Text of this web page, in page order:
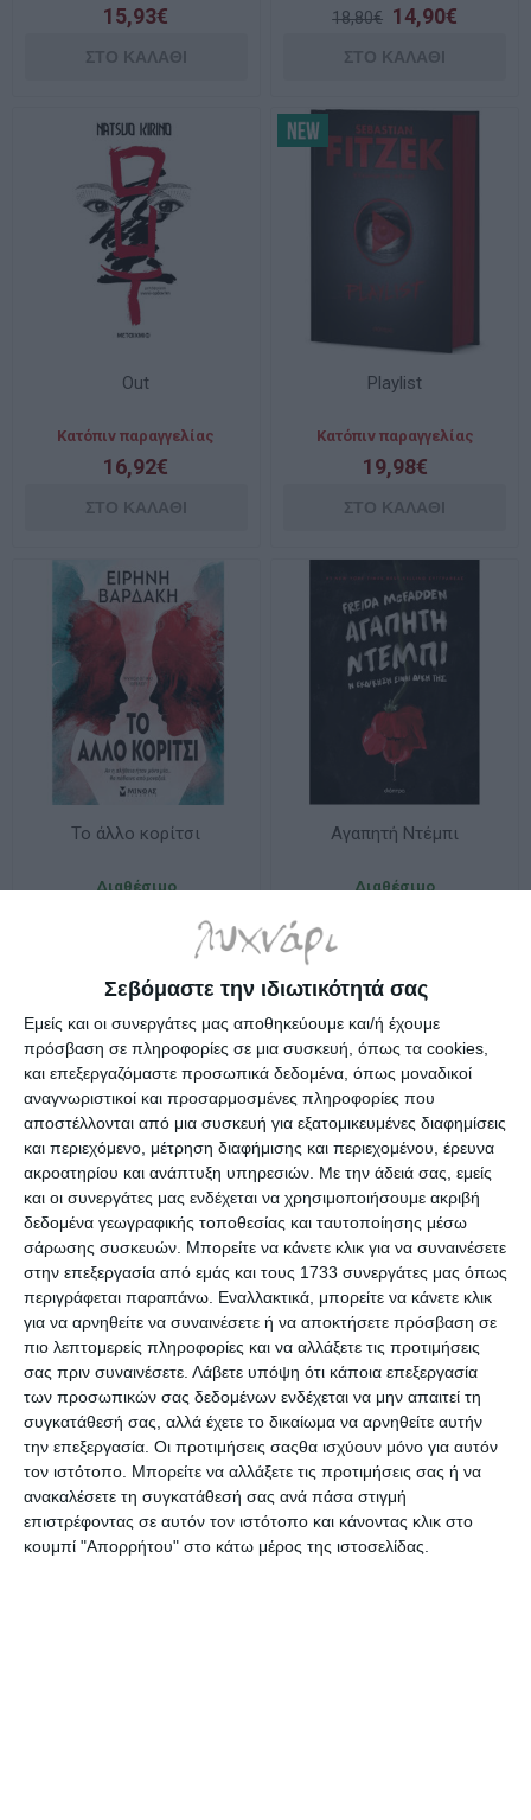
Σεβόμαστε την ιδιωτικότητά σας
Εμείς και οι συνεργάτες μας αποθηκεύουμε και/ή έχουμε
πρόσβαση σε πληροφορίες σε μια συσκευή, όπως τα cookies,
και επεξεργαζόμαστε προσωπικά δεδομένα, όπως μοναδικοί
αναγνωριστικοί και προσαρμοσμένες πληροφορίες που
αποστέλλονται από μια συσκευή για εξατομικευμένες διαφημίσεις
και περιεχόμενο, μέτρηση διαφήμισης και περιεχομένου, έρευνα
ακροατηρίου και ανάπτυξη υπηρεσιών. Με την άδειά σας, εμείς
και οι συνεργάτες μας ενδέχεται να χρησιμοποιήσουμε ακριβή
δεδομένα γεωγραφικής τοποθεσίας και ταυτοποίησης μέσω
σάρωσης συσκευών. Μπορείτε να κάνετε κλικ για να συναινέσετε
στην επεξεργασία από εμάς και τους 1733 συνεργάτες μας όπως
περιγράφεται παραπάνω. Εναλλακτικά, μπορείτε να κάνετε κλικ
για να αρνηθείτε να συναινέσετε ή να αποκτήσετε πρόσβαση σε
πιο λεπτομερείς πληροφορίες και να αλλάξετε τις προτιμήσεις
σας πριν συναινέσετε. Λάβετε υπόψη ότι κάποια επεξεργασία
των προσωπικών σας δεδομένων ενδέχεται να μην απαιτεί τη
συγκατάθεσή σας, αλλά έχετε το δικαίωμα να αρνηθείτε αυτήν
την επεξεργασία. Οι προτιμήσεις σαςθα ισχύουν μόνο για αυτόν
τον ιστότοπο. Μπορείτε να αλλάξετε τις προτιμήσεις σας ή να
ανακαλέσετε τη συγκατάθεσή σας ανά πάσα στιγμή
επιστρέφοντας σε αυτόν τον ιστότοπο και κάνοντας κλικ στο
κουμπί "Απορρήτου" στο κάτω μέρος της ιστοσελίδας.
15,93€ 18,80€ 14,90€
Out
Κατόπιν παραγγελίας
16,92€
Playlist
Κατόπιν παραγγελίας
19,98€
To άλλο κορίτσι
Διαθέσιμο
Αγαπητή Ντέμπι
Διαθέσιμο
Αργότερα
Κατόπιν παραγγελίας
12,40€
Γυναίκα κάτω
Διαθέσιμο
16,92€